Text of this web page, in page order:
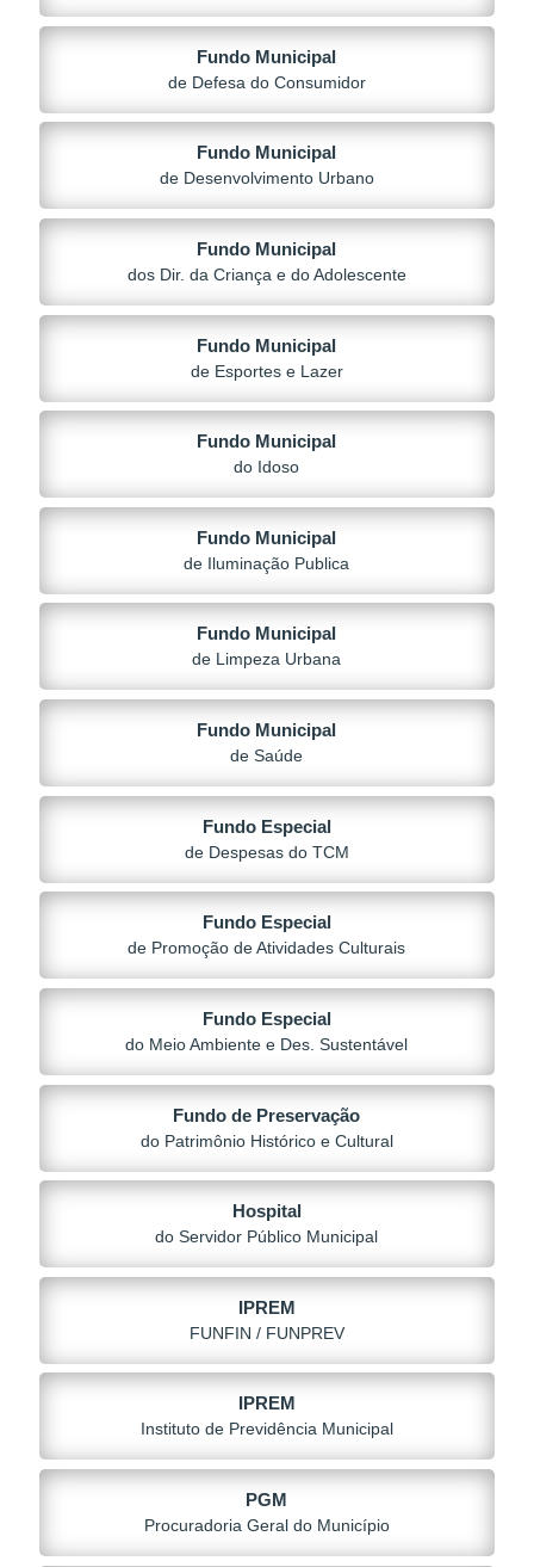
Fundo Municipal
de Defesa do Consumidor
Fundo Municipal
de Desenvolvimento Urbano
Fundo Municipal
dos Dir. da Criança e do Adolescente
Fundo Municipal
de Esportes e Lazer
Fundo Municipal
do Idoso
Fundo Municipal
de Iluminação Publica
Fundo Municipal
de Limpeza Urbana
Fundo Municipal
de Saúde
Fundo Especial
de Despesas do TCM
Fundo Especial
de Promoção de Atividades Culturais
Fundo Especial
do Meio Ambiente e Des. Sustentável
Fundo de Preservação
do Patrimônio Histórico e Cultural
Hospital
do Servidor Público Municipal
IPREM
FUNFIN / FUNPREV
IPREM
Instituto de Previdência Municipal
PGM
Procuradoria Geral do Município